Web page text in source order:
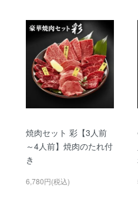
焼肉セット 彩【3人前
～4人前】焼肉のたれ付
き
6,780円(税込)